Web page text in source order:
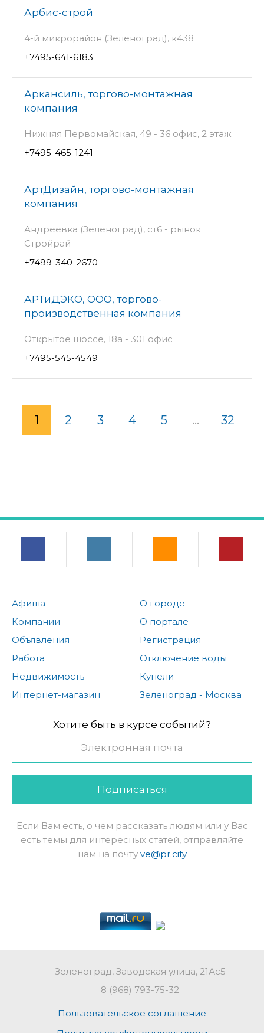
Арбис-строй
4-й микрорайон (Зеленоград), к438
+7495-641-6183
Аркансиль, торгово-монтажная
компания
Нижняя Первомайская, 49 - 36 офис, 2 этаж
+7495-465-1241
АртДизайн, торгово-монтажная
компания
Андреевка (Зеленоград), ст6 - рынок
Стройрай
+7499-340-2670
АРТиДЭКО, ООО, торгово-
производственная компания
Открытое шоссе, 18а - 301 офис
+7495-545-4549
1 2 3 4 5 ... 32
Афиша
Компании
Объявления
Работа
Недвижимость
Интернет-магазин
О городе
О портале
Регистрация
Отключение воды
Купели
Зеленоград - Москва
Хотите быть в курсе событий?
Подписаться
Если Вам есть, о чем рассказать людям или у Вас
есть темы для интересных статей, отправляйте
нам на почту ve@pr.city
Зеленоград, Заводская улица, 21Ас5
8 (968) 793-75-32
Пользовательское соглашение